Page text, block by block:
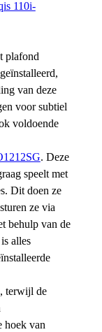
110i-
plafond
van deze
voor subtiel
voldoende
. Deze
speelt met
Dit doen ze
ze via
behulp van de
alles
terwijl de
hoek van